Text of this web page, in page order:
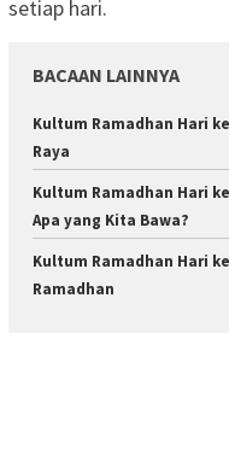
setiap hari.
BACAAN LAINNYA
Kultum Ramadhan Hari
Raya
Kultum Ramadhan Hari
Apa yang Kita Bawa?
Kultum Ramadhan Hari
Ramadhan